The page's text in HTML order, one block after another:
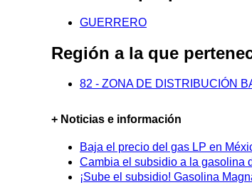
GUERRERO
Región a la que
82 - ZONA DE DISTRIBUCIÓN
+ Noticias e información
Baja el precio del gas LP en
Cambia el subsidio a la gasolina
¡Sube el subsidio! Gasolina